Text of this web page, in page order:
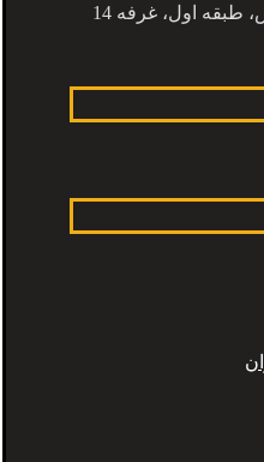
اول، غرفه 14